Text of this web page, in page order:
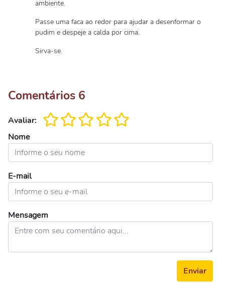
ambiente.
Passe uma faca ao redor para ajudar a desenformar o
pudim e despeje a calda por cima.
Sirva-se.
Comentários 6
Avaliar:
Nome
E-mail
Mensagem
Enviar